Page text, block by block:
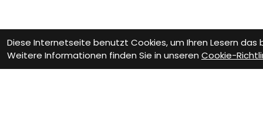
Diese Internetseite benutzt Cookies, um Ihren Lesern
Weitere Informationen finden Sie in unseren Cookie-